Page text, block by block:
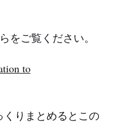
をご覧ください。
to
くりまとめるとこの